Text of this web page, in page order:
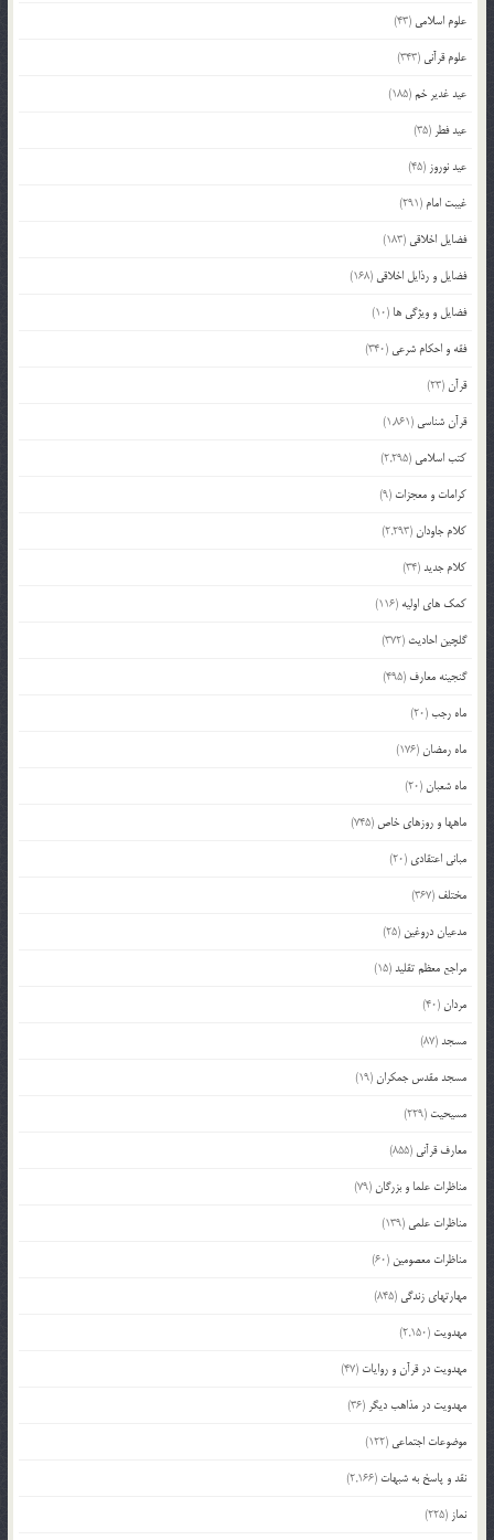
علوم اسلامی (43)
علوم قرآنی (343)
عید غدیر خم(185)
عید فطر (35)
عید نوروز (45)
غیبت امام (291)
فضایل اخلاقی (183)
فضایل و رذایل اخلاقی (168)
فضایل و ویژگی ها (10)
فقه و احکام شرعی (340)
قرآن(23)
قرآن شناسی (1,861)
کتب اسلامی (2,295)
کرامات و معجزات (9)
کلام جاودان(2,293)
کلام جدید(34)
کمک های اولیه (116)
گلچین احادیث (372)
گنجینه معارف (495)
ماه رجب(20)
ماه رمضان(176)
ماه شعبان(20)
ماهها و روزهای خاص (745)
مبانی اعتقادی (20)
مختلف (367)
مدعیان دروغین (25)
مراجع معظم تقلید(15)
مردان(40)
مسجد(87)
مسجد مقدس جمکران(19)
مسیحیت (229)
معارف قرآنی (855)
مناظرات علما و بزرگان(79)
مناظرات علمی (139)
مناظرات معصومین (60)
مهارتهای زندگی (845)
مهدویت (2,150)
مهدویت در قرآن و روایات (47)
مهدویت در مذاهب دیگر (36)
موضوعات اجتماعی (122)
نقد و پاسخ به شبهات (2,166)
نماز (225)